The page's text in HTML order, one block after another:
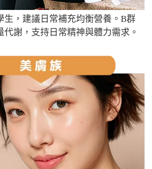
生，建議日常補充均衡營養。B群
代謝，支持日常精神與體力需求。